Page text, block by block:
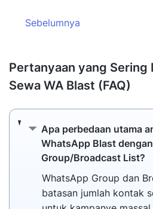
Sebelumnya
Pertanyaan yang Sering
Sewa WA Blast (FAQ)
Apa perbedaan utama
WhatsApp Blast
Group/Broadcast List?
Apa perbedaan utama
WhatsApp Group dan
batasan jumlah kontak